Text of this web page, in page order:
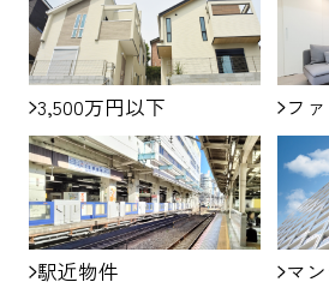
3,500万円以下 フ
駅近物件 マ